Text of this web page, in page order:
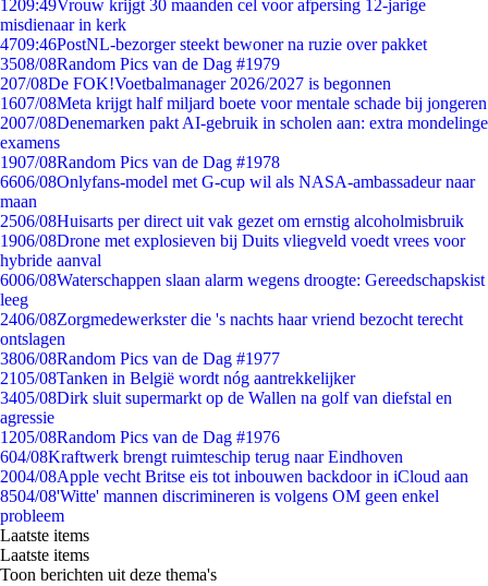
1209:49Vrouw krijgt 30 maanden cel voor afpersing 12-jarige
misdienaar in kerk
4709:46PostNL-bezorger steekt bewoner na ruzie over pakket
3508/08Random Pics van de Dag #1979
207/08De FOK!Voetbalmanager 2026/2027 is begonnen
1607/08Meta krijgt half miljard boete voor mentale schade bij jongeren
2007/08Denemarken pakt AI-gebruik in scholen aan: extra mondelinge
examens
1907/08Random Pics van de Dag #1978
6606/08Onlyfans-model met G-cup wil als NASA-ambassadeur naar
maan
2506/08Huisarts per direct uit vak gezet om ernstig alcoholmisbruik
1906/08Drone met explosieven bij Duits vliegveld voedt vrees voor
hybride aanval
6006/08Waterschappen slaan alarm wegens droogte: Gereedschapskist
leeg
2406/08Zorgmedewerkster die 's nachts haar vriend bezocht terecht
ontslagen
3806/08Random Pics van de Dag #1977
2105/08Tanken in België wordt nóg aantrekkelijker
3405/08Dirk sluit supermarkt op de Wallen na golf van diefstal en
agressie
1205/08Random Pics van de Dag #1976
604/08Kraftwerk brengt ruimteschip terug naar Eindhoven
2004/08Apple vecht Britse eis tot inbouwen backdoor in iCloud aan
8504/08'Witte' mannen discrimineren is volgens OM geen enkel
probleem
Laatste items
Laatste items
Toon berichten uit deze thema's